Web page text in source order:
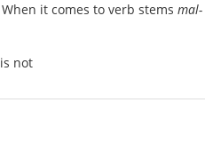
it comes to verb stems mal-
not